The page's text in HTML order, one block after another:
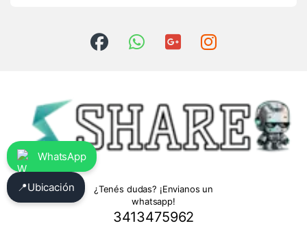
¿Tenés dudas? ¡Envianos un
whatsapp!
3413475962
WhatsApp
📍Ubicación